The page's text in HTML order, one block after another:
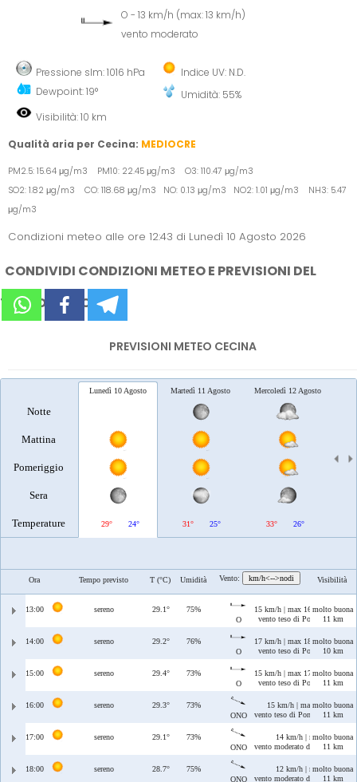
O - 13 km/h (max: 13 km/h)
vento moderato
Pressione slm: 1016 hPa
Dewpoint: 19°
Indice UV: N.D.
Umidità: 55%
Visibilità: 10 km
Qualità aria per Cecina: MEDIOCRE
PM2.5: 15.64 μg/m3 PM10: 22.45 μg/m3 O3: 110.47 μg/m3
SO2: 1.82 μg/m3 CO: 118.68 μg/m3 NO: 0.13 μg/m3 NO2: 1.01 μg/m3 NH3: 5.47
μg/m3
Condizioni meteo alle ore 12:43 di Lunedì 10 Agosto 2026
CONDIVIDI CONDIZIONI METEO E PREVISIONI DEL
TEMPO SUI SOCIAL
PREVISIONI METEO CECINA
Notte
Mattina
Pomeriggio
Sera
Temperature
Lunedì 10 Agosto
29° 24°
Martedì 11 Agosto
31° 25°
Mercoledì 12 Agosto
33° 26°
Ora Tempo previsto T (°C) Umidità Vento: km/h<-->nodi Visibilità
13:00 sereno 29.1°
75%
O
15 km/h | max 16 km/h
vento teso di Ponente
molto buona
11 km
14:00 sereno 29.2°
76%
O
17 km/h | max 18 km/h
vento teso di Ponente
molto buona
10 km
15:00 sereno 29.4°
73%
O
15 km/h | max 17 km/h
vento teso di Ponente
molto buona
11 km
16:00 sereno 29.3°
73%
ONO
15 km/h | max 17 km/h
vento teso di Ponente/Maestrale
molto buona
11 km
17:00 sereno 29.1°
73%
ONO
14 km/h | max 17 km/h
vento moderato di Ponente/
molto buona
11 km
18:00 sereno 28.7°
75%
ONO
12 km/h | max 15 km/h
vento moderato di Ponente/
molto buona
11 km